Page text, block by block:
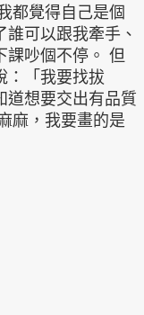
都覺得自己是個
可以跟我牽手、
課吵個不停。 但
：「我要找拔
道想要交出有品質
麻，我要畫的是